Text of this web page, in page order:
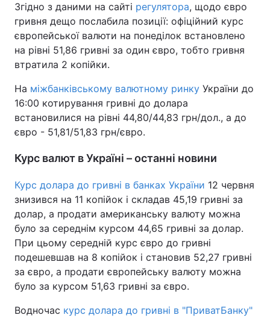
Згідно з даними на сайті регулятора, щодо євро
гривня дещо послабила позиції: офіційний курс
європейської валюти на понеділок встановлено
на рівні 51,86 гривні за один євро, тобто гривня
втратила 2 копійки.
На міжбанківському валютному ринку України до
16:00 котирування гривні до долара
встановилися на рівні 44,80/44,83 грн/дол., а до
євро - 51,81/51,83 грн/євро.
Курс валют в Україні – останні новини
Курс долара до гривні в банках України 12 червня
знизився на 11 копійок і складав 45,19 гривні за
долар, а продати американську валюту можна
було за середнім курсом 44,65 гривні за долар.
При цьому середній курс євро до гривні
подешевшав на 8 копійок і становив 52,27 гривні
за євро, а продати європейську валюту можна
було за курсом 51,63 гривні за євро.
Водночас курс долара до гривні в "ПриватБанку"